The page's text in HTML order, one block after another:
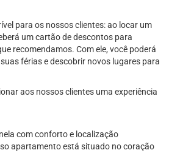
para os nossos clientes: ao locar um
um cartão de descontos para
recomendamos. Com ele, você poderá
férias e descobrir novos lugares para
aos nossos clientes uma experiência
com conforto e localização
apartamento está situado no coração